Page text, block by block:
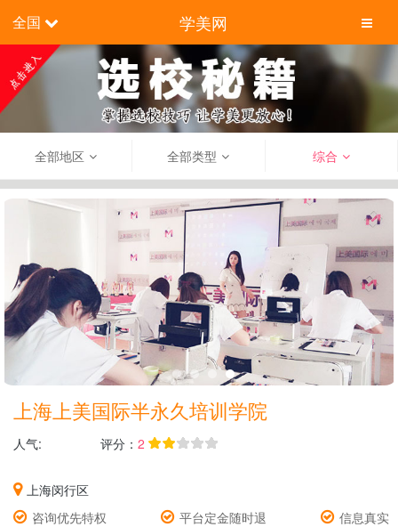
全国 学美网
全部地区 全部类型 综合
上海上美国际半永久培训学院
人气: 评分： 2
上海闵行区
咨询优先特权
平台定金随时退
信息真实